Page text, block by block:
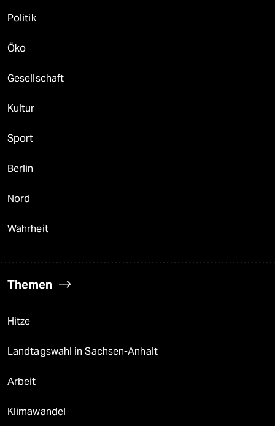
Politik
Öko
Gesellschaft
Kultur
Sport
Berlin
Nord
Wahrheit
Themen
Hitze
Landtagswahl in Sachsen-Anhalt
Arbeit
Klimawandel